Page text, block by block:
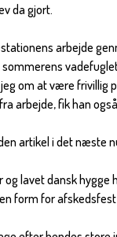
da gjort.
arbejde
om at være frivillig
arbejde, fik han
artikel i det næste
lavet dansk
form for